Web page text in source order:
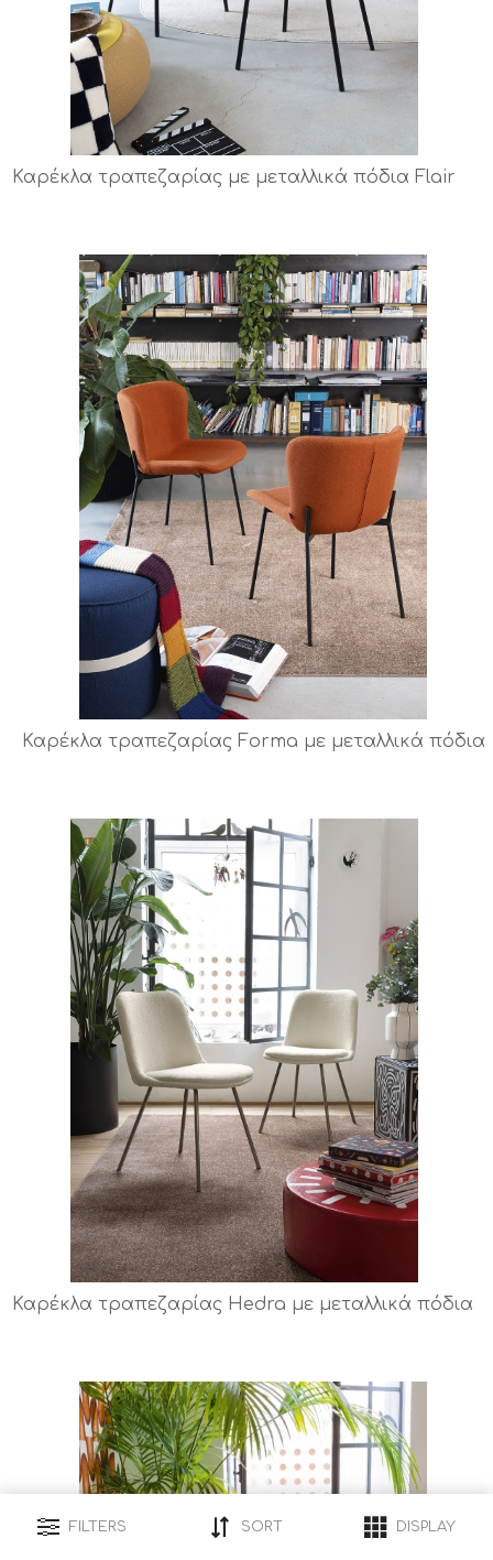
Καρέκλα τραπεζαρίας με μεταλλικά πόδια Flair
Καρέκλα τραπεζαρίας Forma με μεταλλικά πόδια
Καρέκλα τραπεζαρίας Hedra με μεταλλικά πόδια
FILTERS SORT DISPLAY